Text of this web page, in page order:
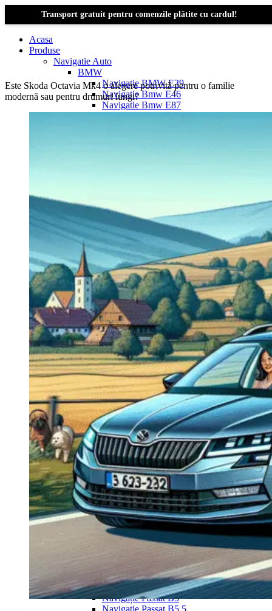
Transport gratuit pentru comenzile plătite cu cardul!
Acasa
Produse
Navigatie Auto
BMW
Navigație BMW E39
Navigatie Bmw E46
Navigatie Bmw E87
Navigatie Bmw E90
Navigatie BMW X3 f25
Dacia Logan
Navigație Dacia Logan 1 (2004–2012)
Navigație Dacia Logan 2 (2012–2020)
Navigație Dacia Logan 3 (2020–Prezent)
Dacia Duster
Navigatie Duster 2011
Navigatie Duster 2019
Audi
Navigatie Audi A3 8p
Navigatie Audi A4
Navigatie Audi A4 B6
Navigatie Audi A4 B7
Navigatie Audi A4 B8
Navigatie Audi A5
Navigatie Audi A6 C5
Navigatie Audi A6 C6
Navigatie Audi A6 C7
Navigatie Audi Q5
Ford
Navigație Ford Fiesta
Navigație Ford Focus 1
Navigație Ford Focus 2
Navigație Ford Focus MK3
Navigație Ford Mondeo MK3
Navigație Ford Mondeo MK4
Navigație Ford Transit
Mercedes
Navigație Mercedes C Class W203
Navigație Mercedes C Class W204
Navigație Mercedes W203
Navigație Mercedes W204
Navigație Mercedes W211
Navigație Mercedes Sprinter
Passat
Navigație Passat B5
Navigație Passat B5 5
Este Skoda Octavia Mk4 o alegere potrivită pentru o familie
modernă sau pentru drumuri lungi?